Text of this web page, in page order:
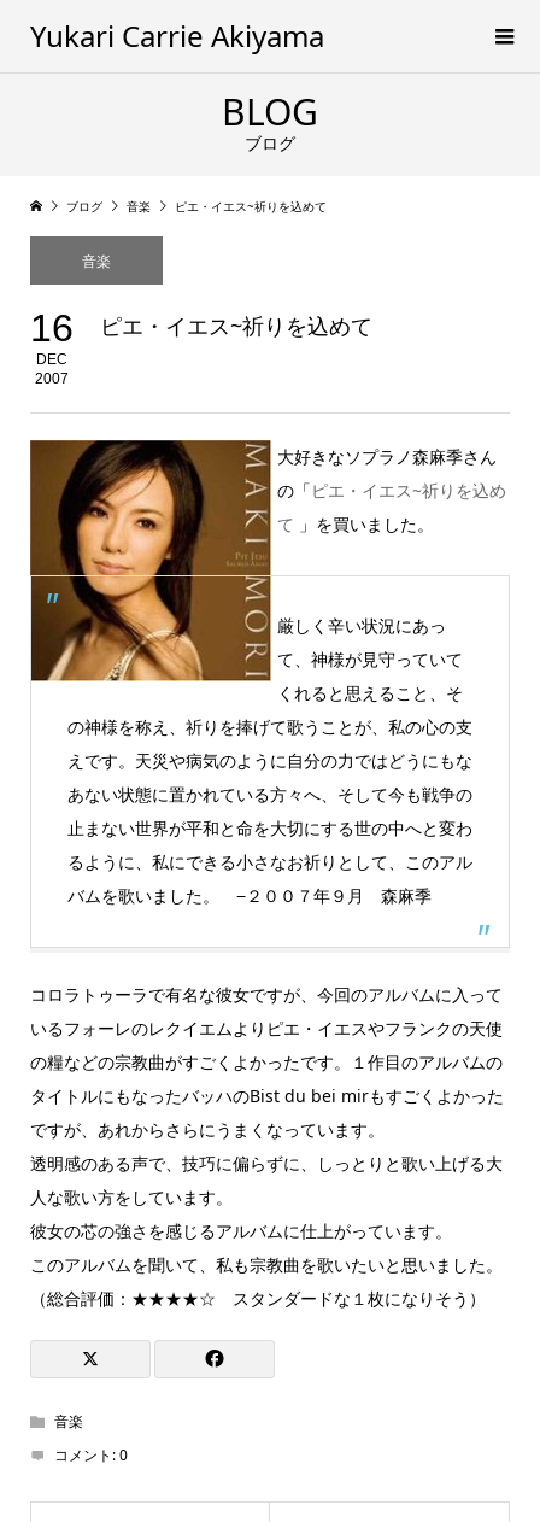
Yukari Carrie Akiyama
BLOG
ブログ
ブログ 音楽 ピエ・イエス~祈りを込めて
音楽
16
DEC
2007
ピエ・イエス~祈りを込めて
大好きなソプラノ森麻季さん
の「ピエ・イエス~祈りを込め
て 」を買いました。
厳しく辛い状況にあっ
て、神様が見守っていて
くれると思えること、そ
の神様を称え、祈りを捧げて歌うことが、私の心の支
えです。天災や病気のように自分の力ではどうにもな
あない状態に置かれている方々へ、そして今も戦争の
止まない世界が平和と命を大切にする世の中へと変わ
るように、私にできる小さなお祈りとして、このアル
バムを歌いました。 −２００７年９月 森麻季
コロラトゥーラで有名な彼女ですが、今回のアルバムに入って
いるフォーレのレクイエムよりピエ・イエスやフランクの天使
の糧などの宗教曲がすごくよかったです。１作目のアルバムの
タイトルにもなったバッハのBist du bei mirもすごくよかった
ですが、あれからさらにうまくなっています。
透明感のある声で、技巧に偏らずに、しっとりと歌い上げる大
人な歌い方をしています。
彼女の芯の強さを感じるアルバムに仕上がっています。
このアルバムを聞いて、私も宗教曲を歌いたいと思いました。
（総合評価：★★★★☆ スタンダードな１枚になりそう）
音楽
コメント:0